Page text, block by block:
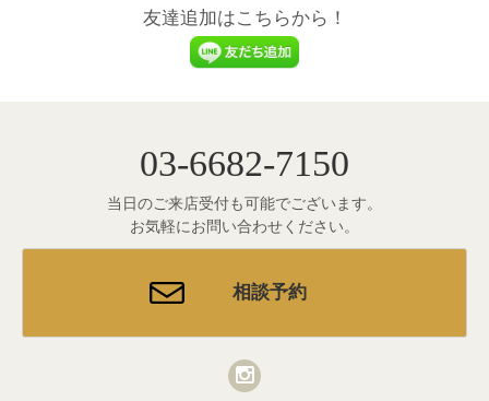
友達追加はこちらから！
03-6682-7150
当日のご来店受付も可能でございます。
お気軽にお問い合わせください。
相談予約